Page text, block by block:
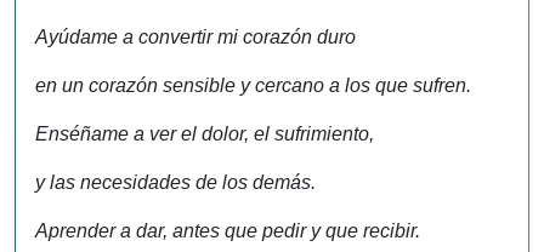
Ayúdame a convertir mi corazón duro
en un corazón sensible y cercano a los que sufren.
Enséñame a ver el dolor, el sufrimiento,
y las necesidades de los demás.
Aprender a dar, antes que pedir y que recibir.